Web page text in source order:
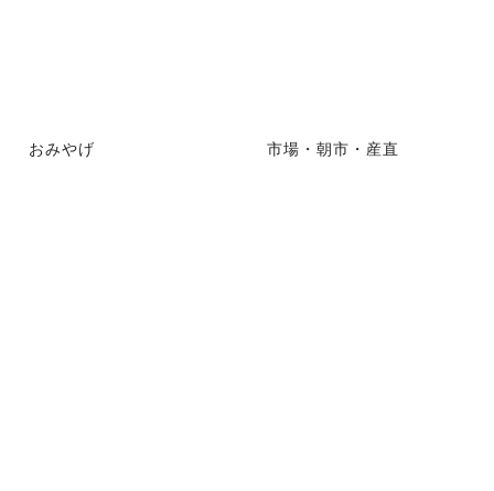
おみやげ 市場・朝市・産直